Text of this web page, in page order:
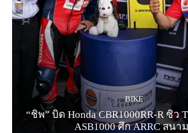
BIKE
“ชิพ” บิด Honda CBR1000RR-R ซิว
ASB1000 ศึก ARRC สนา